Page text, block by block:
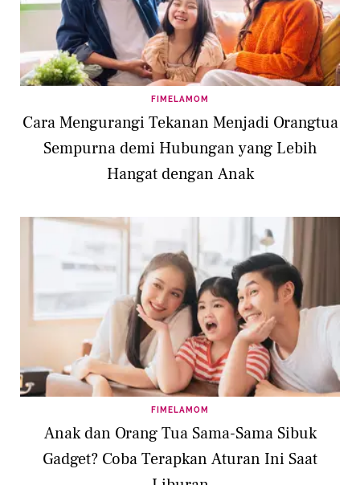
FIMELAMOM
Cara Mengurangi Tekanan Menjadi Orangtua
Sempurna demi Hubungan yang Lebih
Hangat dengan Anak
FIMELAMOM
Anak dan Orang Tua Sama-Sama Sibuk
Gadget? Coba Terapkan Aturan Ini Saat